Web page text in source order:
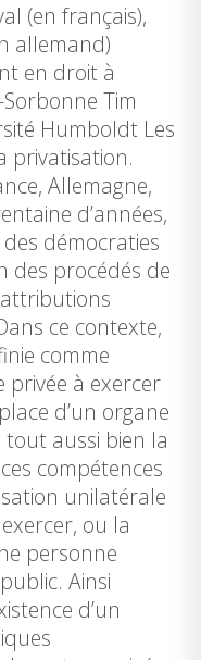
(en français),
allemand)
en droit à
Tim
Humboldt Les
privatisation.
Allemagne,
d’années,
démocraties
des procédés de
ce contexte,
comme
privée à exercer
d’un organe
aussi bien la
compétences
unilatérale
ou la
personne
Ainsi
d’un